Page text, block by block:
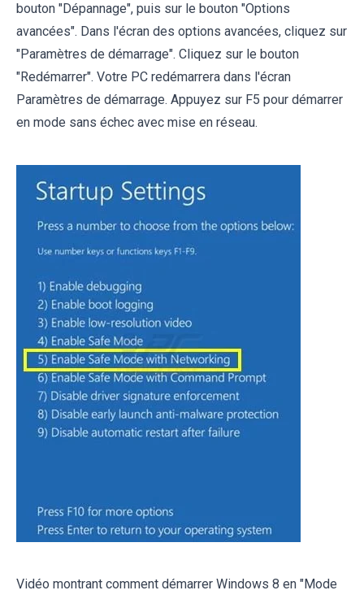
bouton "Dépannage", puis sur le bouton "Options
avancées". Dans l'écran des options avancées, cliquez sur
"Paramètres de démarrage". Cliquez sur le bouton
"Redémarrer". Votre PC redémarrera dans l'écran
Paramètres de démarrage. Appuyez sur F5 pour démarrer
en mode sans échec avec mise en réseau.
Vidéo montrant comment démarrer Windows 8 en "Mode